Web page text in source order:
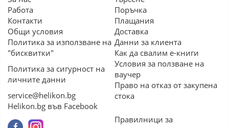
Работа
Контакти
Общи условия
Политика за използване на
"бисквитки"
Политика за сигурност на
личните данни
service@helikon.bg
Helikon.bg във Facebook
Поръчка
Плащания
Доставка
Данни за клиента
Как да свалим е-книги
Условия за ползване на
ваучер
Право на отказ от закупена
стока
Правилници за